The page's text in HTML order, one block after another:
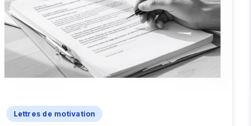
Lettres de motivation